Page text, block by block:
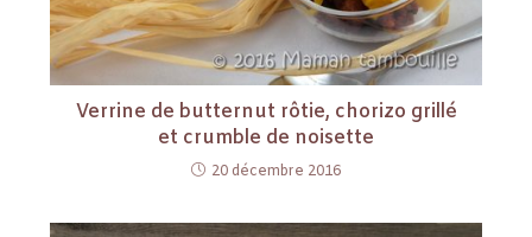
Verrine de butternut rôtie, chorizo grillé
et crumble de noisette
20 décembre 2016